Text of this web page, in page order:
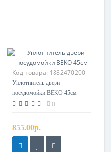
Код товара: 1882470200
Уплотнитель двери
посудомойки BEKO 45см
0
855.00р.